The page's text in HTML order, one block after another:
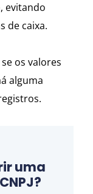
evitando
de caixa.
os valores
alguma
uma